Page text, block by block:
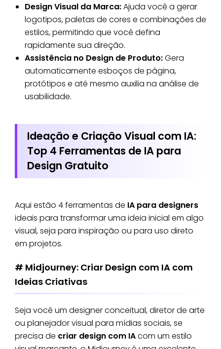
Design Visual da Marca:Ajuda você a gerar
logotipos, paletas de cores e combinações de
estilos, permitindo que você defina
rapidamente sua direção.
Assistência no Design de Produto:Gera
automaticamente esboços de página,
protótipos e até mesmo auxilia na análise de
usabilidade.
Ideação e Criação Visual com IA:
Top 4 Ferramentas de IA para
Design Gratuito
Aqui estão 4 ferramentas de IA para designers
ideais para transformar uma ideia inicial em algo
visual, seja para inspiração ou para uso direto
em projetos.
# Midjourney: Criar Design com IA com
Ideias Criativas
Seja você um designer conceitual, diretor de arte
ou planejador visual para mídias sociais, se
precisa de criar design com IAcom um estilo